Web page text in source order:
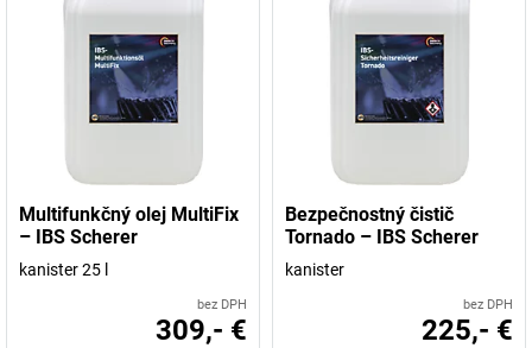
Multifunkčný olej MultiFix
– IBS Scherer
kanister 25 l
bez DPH
309,- €
Bezpečnostný čistič
Tornado – IBS Scherer
kanister
bez DPH
225,- €